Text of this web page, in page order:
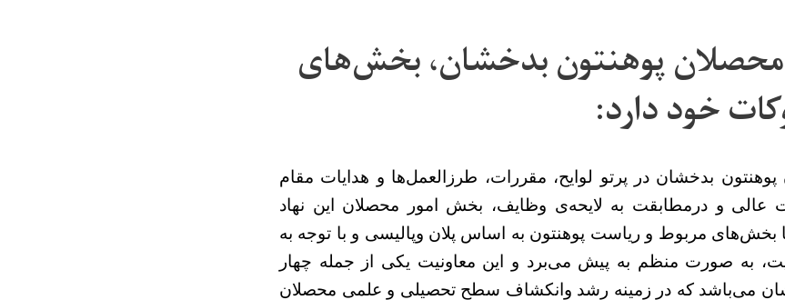
محصلان پوهنتون بدخشان، بخش‌های
خود دارد:
بدخشان در پرتو لوایح، مقررات، طرزالعمل‌ها و هدایات مقام
عالی و درمطابقت به لایحه‌ی وظایف، بخش امور محصلان این نهاد
بخش‌های مربوط و ریاست پوهنتون به اساس پلان وپالیسی و با توجه به
به صورت منظم به پیش می‌‌برد و این معاونیت یکی از جمله چهار
می‌باشد که در زمینه رشد وانکشاف سطح تحصیلی و علمی محصلان